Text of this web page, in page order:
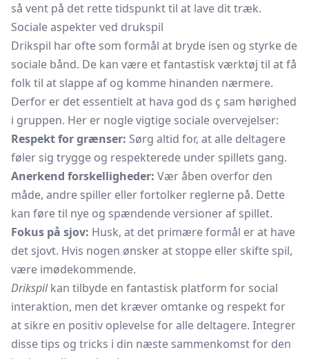
så vent på det rette tidspunkt til at lave dit træk.
Sociale aspekter ved drukspil
Drikspil har ofte som formål at bryde isen og styrke de
sociale bånd. De kan være et fantastisk værktøj til at få
folk til at slappe af og komme hinanden nærmere.
Derfor er det essentielt at hava god ds ç sam hørighed
i gruppen. Her er nogle vigtige sociale overvejelser:
Respekt for grænser: Sørg altid for, at alle deltagere
føler sig trygge og respekterede under spillets gang.
Anerkend forskelligheder: Vær åben overfor den
måde, andre spiller eller fortolker reglerne på. Dette
kan føre til nye og spændende versioner af spillet.
Fokus på sjov: Husk, at det primære formål er at have
det sjovt. Hvis nogen ønsker at stoppe eller skifte spil,
være imødekommende.
Drikspilkan tilbyde en fantastisk platform for social
interaktion, men det kræver omtanke og respekt for
at sikre en positiv oplevelse for alle deltagere. Integrer
disse tips og tricks i din næste sammenkomst for den